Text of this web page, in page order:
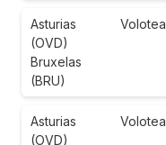
Asturias
(OVD)
Bruxelas
(BRU)
Volotea
Asturias
(OVD)
Volotea